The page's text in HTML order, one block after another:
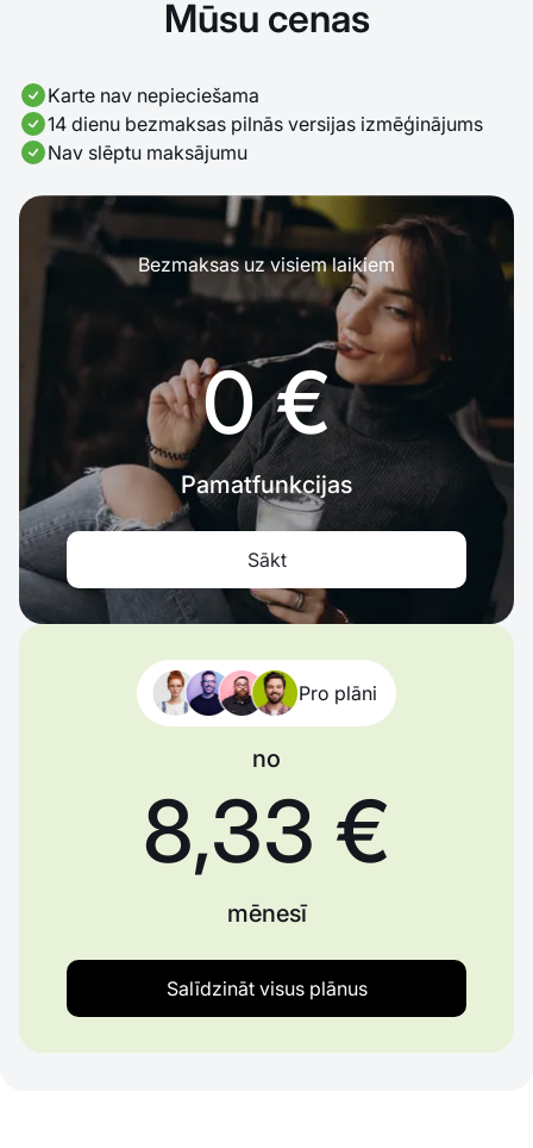
Mūsu cenas
Karte nav nepieciešama
14 dienu bezmaksas pilnās versijas izmēģinājums
Nav slēptu maksājumu
Bezmaksas uz visiem laikiem
0 €
Pamatfunkcijas
Sākt
Pro plāni
no
8,33 €
mēnesī
Salīdzināt visus plānus